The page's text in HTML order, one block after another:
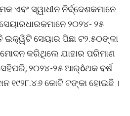
ଏବଂ ସ୍ୱାଧୀନ ନିର୍ଦ୍ଦେଶକମାନେ
୨୦୨୪- ୨୫
ସେୟାର ପିଛା ଟ୨.୫୦ଙ୍କା
କରିଥିଲେ ଯାହାର ପରିମାଣ
୨୦୨୪-୨୫ ଆର୍ôଥକ ବର୍ଷ
୧୯୨୮.୪୬ କୋଟି ଟଙ୍କା ହୋଇଛି ।